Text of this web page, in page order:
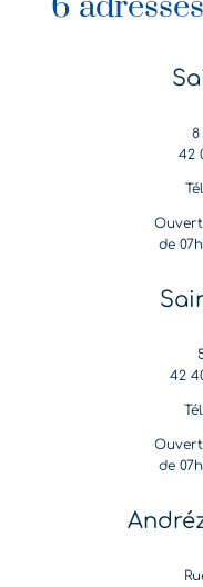
8
42
de
42
de